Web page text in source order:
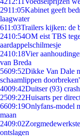
2911:05Kabinet geeft
laagwater
611:03Trailers kijken: de
2410:54OM eist TBS
aardappelschilmesje
2410:18Vier
van Breda
5609:52Dikke Van Dale
schaamlippen doorbreken'
4009:42Duitser (93)
2509:22Huisarts per
6609:19Onlyfans-model
maan
2409:02
ontslagen